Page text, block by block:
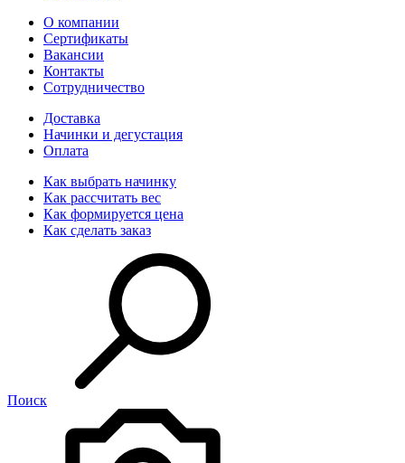
О компании
Сертификаты
Вакансии
Контакты
Сотрудничество
Доставка
Начинки и дегустация
Оплата
Как выбрать начинку
Как рассчитать вес
Как формируется цена
Как сделать заказ
Поиск